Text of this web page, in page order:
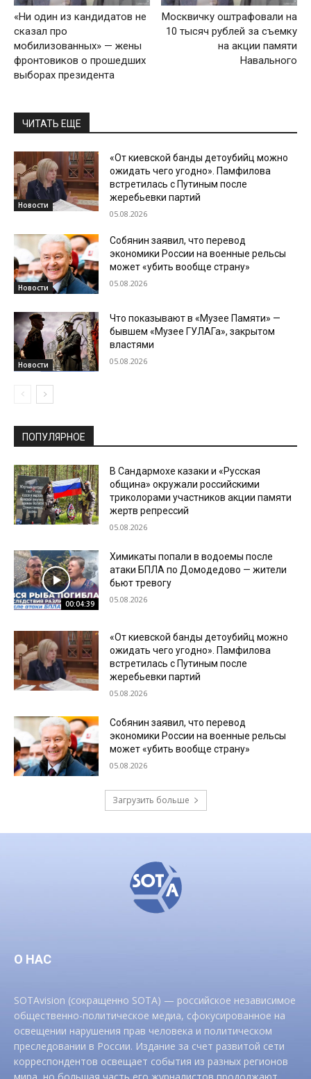
«Ни один из кандидатов не
сказал про
мобилизованных» — жены
фронтовиков о прошедших
выборах президента
Москвичку оштрафовали на
10 тысяч рублей за съемку
на акции памяти
Навального
ЧИТАТЬ ЕЩЕ
Новости
«От киевской банды детоубийц можно
ожидать чего угодно». Памфилова
встретилась с Путиным после
жеребьевки партий
05.08.2026
Новости
Собянин заявил, что перевод
экономики России на военные рельсы
может «убить вообще страну»
05.08.2026
Новости
Что показывают в «Музее Памяти» —
бывшем «Музее ГУЛАГа», закрытом
властями
05.08.2026
ПОПУЛЯРНОЕ
В Сандармохе казаки и «Русская
община» окружали российскими
триколорами участников акции памяти
жертв репрессий
05.08.2026
00:04:39
Химикаты попали в водоемы после
атаки БПЛА по Домодедово — жители
бьют тревогу
05.08.2026
«От киевской банды детоубийц можно
ожидать чего угодно». Памфилова
встретилась с Путиным после
жеребьевки партий
05.08.2026
Собянин заявил, что перевод
экономики России на военные рельсы
может «убить вообще страну»
05.08.2026
Загрузить больше
О НАС
SOTAvision (сокращенно SOTA) — российское независимое
общественно-политическое медиа, сфокусированное на
освещении нарушения прав человека и политическом
преследовании в России. Издание за счет развитой сети
корреспондентов освещает события из разных регионов